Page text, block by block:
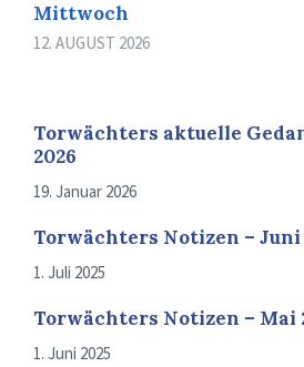
Mittwoch
12. AUGUST 2026
Torwächters aktuelle
2026
19. Januar 2026
Torwächters Notizen – Juni
1. Juli 2025
Torwächters Notizen – Mai
1. Juni 2025